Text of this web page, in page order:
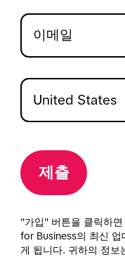
제출
"가입" 버튼을 클릭하
for Business의 최신 업
게 됩니다. 귀하의 정보